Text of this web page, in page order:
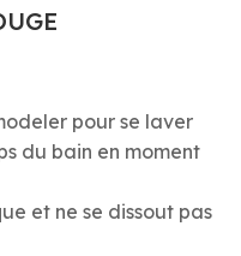
pour se laver
du bain en moment
et ne se dissout pas